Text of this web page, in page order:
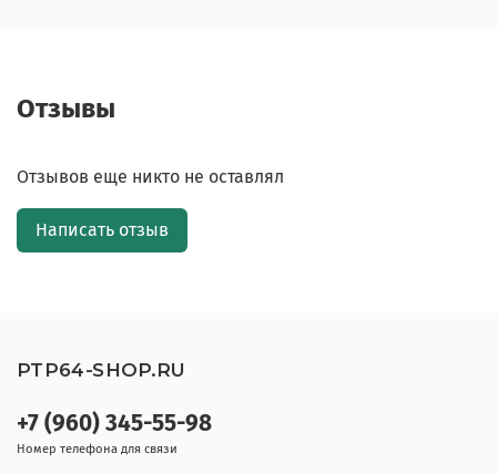
Отзывы
Отзывов еще никто не оставлял
Написать отзыв
+7 (960) 345-55-98
Номер телефона для связи
PTP64-SHOP.RU